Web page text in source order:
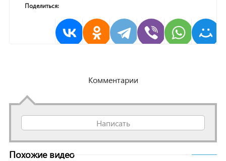
Поделиться:
Комментарии
Написать
Похожие видео